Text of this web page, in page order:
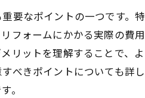
要なポイントの一つです
フォームにかかる実際の
リットを理解することで、
べきポイントについても詳
。